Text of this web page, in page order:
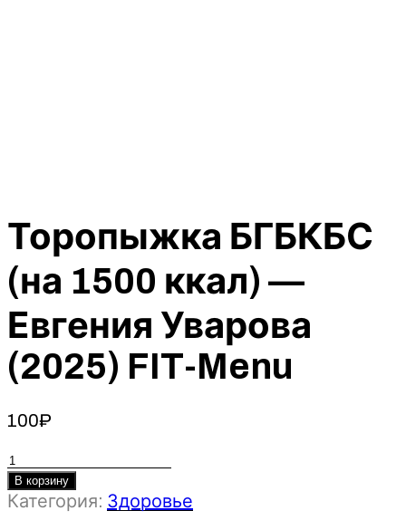
Торопыжка БГБКБС
(на 1500 ккал) —
Евгения Уварова
(2025) FIT-Menu
100₽
Количество
товара
Торопыжка
В корзину
Категория: Здоровье